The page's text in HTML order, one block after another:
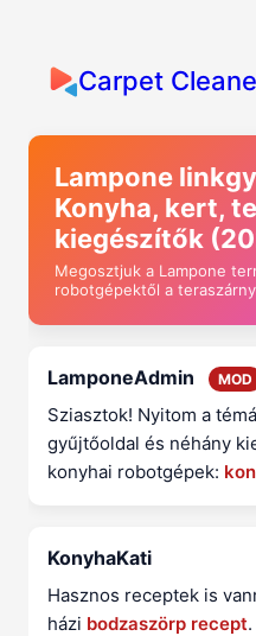
Carpet
Lampone
Konyha, kert,
kiegészítők
Megosztjuk a Lampone
robotgépektől a
LamponeAdmin MOD
Sziasztok! Nyitom a
gyűjtőoldal és néhány
konyhai robotgépek:
KonyhaKati
Hasznos receptek is
házi bodzaszörp recept